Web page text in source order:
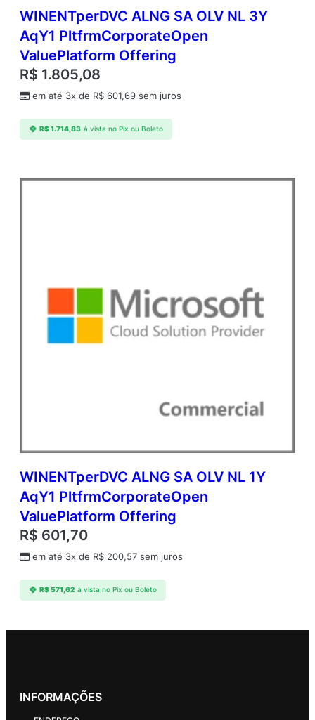
WINENTperDVC ALNG SA OLV NL 3Y
AqY1 PltfrmCorporateOpen
ValuePlatform Offering
R$ 1.805,08
em até 3x de R$ 601,69 sem juros
R$1.714,83 à vista no Pix ou Boleto
WINENTperDVC ALNG SA OLV NL 1Y
AqY1 PltfrmCorporateOpen
ValuePlatform Offering
R$ 601,70
em até 3x de R$ 200,57 sem juros
R$571,62 à vista no Pix ou Boleto
INFORMAÇÕES